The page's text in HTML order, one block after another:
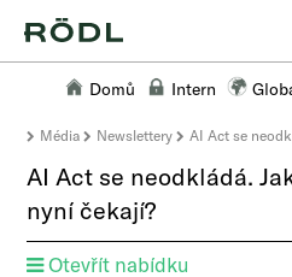
Domů Intern
Média Newslettery AI Act se
AI Act se neodkládá.
nyní čekají?
Otevřít nabídku